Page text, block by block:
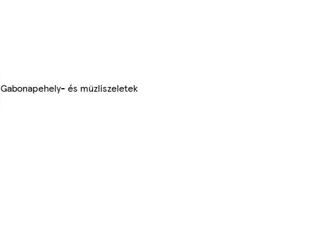
Gabonapehely- és müzliszeletek